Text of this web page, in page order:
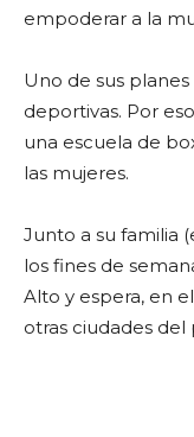
empoderar a la
Uno de sus
deportivas. Por
una escuela de
las mujeres.
Junto a su familia
los fines de
Alto y espera, en
otras ciudades del